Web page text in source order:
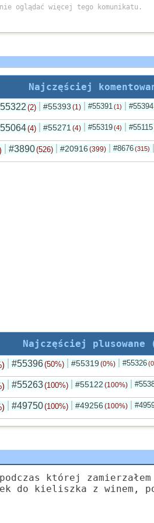
Najczęściej
(2) #55393 (1) #55391 (1) #55394
(4) #55271 (4) #55319 (4) #55115
#3890(526) #20916 (399) #8676 (315)
Najczęściej plusowane
#55396(50%) #55319 (0%) #55326
#55263(100%) #55122 (100%)
#49750(100%) #49256 (100%)
której
do kieliszka z winem,